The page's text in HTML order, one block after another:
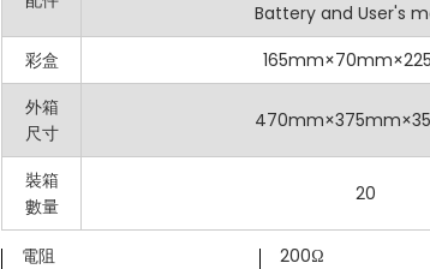
最大顯示：2000 計數，讀數清晰詳細。
數據鎖定：允許用戶凍結顯示的測量結果，方便記
安全認證
：具備 CAT II 1000V / CAT III 600V 安全
附加功能
規格：
直流電流 200mA
交流電流
電阻 200Ω
Battery and User's
彩盒
外箱
尺寸
裝箱
數量
20